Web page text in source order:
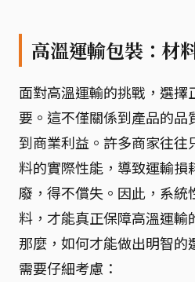
高溫運輸包裝：材
面對高溫運輸的挑戰，選擇
要。這不僅關係到產品的
到商業利益。許多商家往
料的實際性能，導致運輸損
廢，得不償失。因此，系統
料，才能真正保障高溫運輸
那麼，如何才能做出明智的
需要仔細考慮：